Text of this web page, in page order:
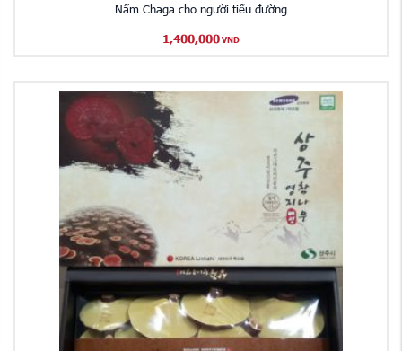
Nấm Chaga cho người tiểu đường
1,400,000 VND